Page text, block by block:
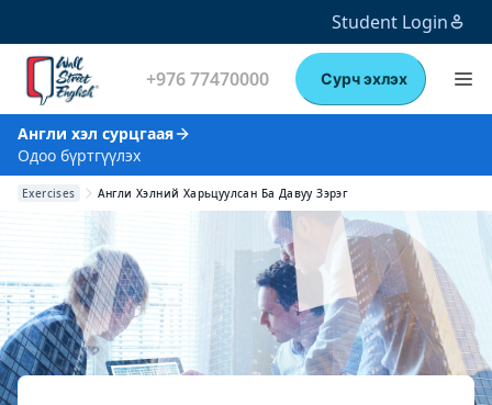
Student Login
+976 77470000 Сурч эхлэх
Англи хэл сурцгаая
Одоо бүртгүүлэх
Exercises Англи Хэлний Харьцуулсан Ба Давуу Зэрэг